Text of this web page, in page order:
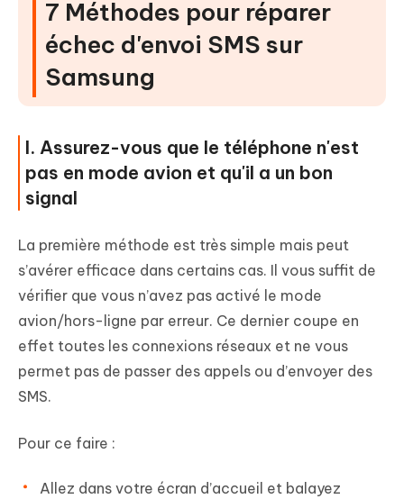
7 Méthodes pour réparer
échec d'envoi SMS sur
Samsung
I. Assurez-vous que le téléphone n'est
pas en mode avion et qu'il a un bon
signal
La première méthode est très simple mais peut
s’avérer efficace dans certains cas. Il vous suffit de
vérifier que vous n’avez pas activé le mode
avion/hors-ligne par erreur. Ce dernier coupe en
effet toutes les connexions réseaux et ne vous
permet pas de passer des appels ou d’envoyer des
SMS.
Pour ce faire :
Allez dans votre écran d’accueil et balayez